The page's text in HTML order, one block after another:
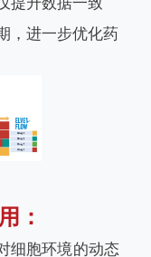
，进一步优化药
：
细胞环境的动态